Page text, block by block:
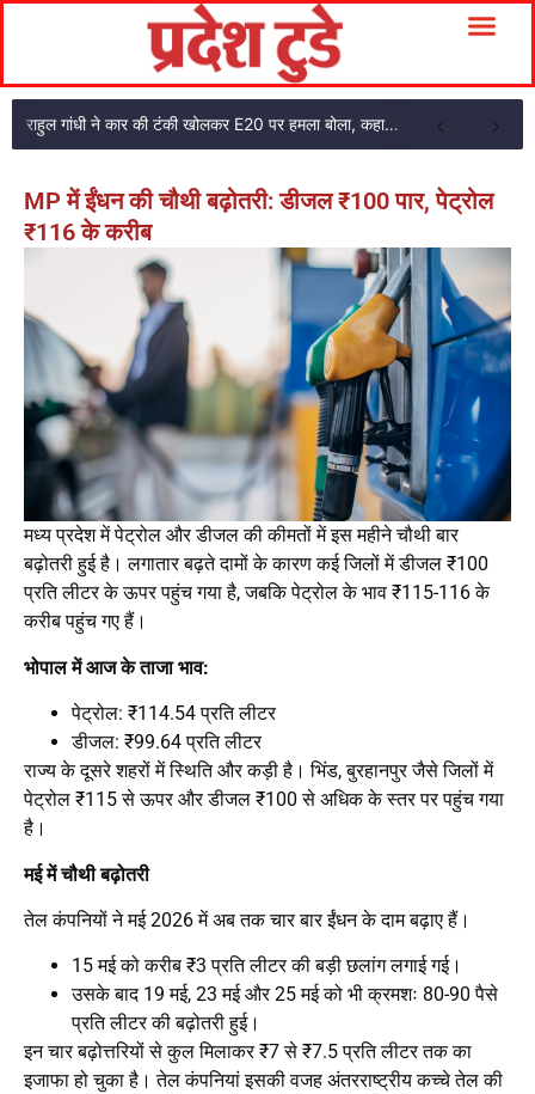
राहुल गांधी ने कार की टंकी खोलकर E20 पर हमला बोला, कहा- पूरी दाल ही काली है
MP में ईंधन की चौथी बढ़ोतरी: डीजल ₹100 पार, पेट्रोल
₹116 के करीब
मध्य प्रदेश में पेट्रोल और डीजल की कीमतों में इस महीने चौथी बार
बढ़ोतरी हुई है। लगातार बढ़ते दामों के कारण कई जिलों में डीजल ₹100
प्रति लीटर के ऊपर पहुंच गया है, जबकि पेट्रोल के भाव ₹115-116 के
करीब पहुंच गए हैं।
भोपाल में आज के ताजा भाव:
पेट्रोल: ₹114.54 प्रति लीटर
डीजल: ₹99.64 प्रति लीटर
राज्य के दूसरे शहरों में स्थिति और कड़ी है। भिंड, बुरहानपुर जैसे जिलों में
पेट्रोल ₹115 से ऊपर और डीजल ₹100 से अधिक के स्तर पर पहुंच गया
है।
मई में चौथी बढ़ोतरी
तेल कंपनियों ने मई 2026 में अब तक चार बार ईंधन के दाम बढ़ाए हैं।
15 मई को करीब ₹3 प्रति लीटर की बड़ी छलांग लगाई गई।
उसके बाद 19 मई, 23 मई और 25 मई को भी क्रमशः 80-90 पैसे
प्रति लीटर की बढ़ोतरी हुई।
इन चार बढ़ोत्तरियों से कुल मिलाकर ₹7 से ₹7.5 प्रति लीटर तक का
इजाफा हो चुका है। तेल कंपनियां इसकी वजह अंतरराष्ट्रीय कच्चे तेल की